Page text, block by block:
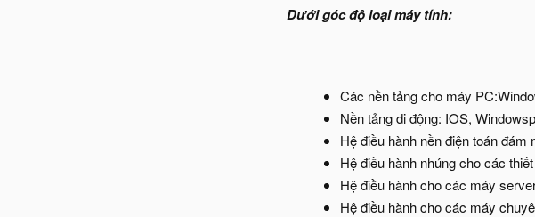
Dưới góc độ loại máy tính:
Các nền tảng cho máy
Nền tảng di động: IOS,
Hệ điều hành nền điện toán
Hệ điều hành nhúng cho các
Hệ điều hành cho các máy
Hệ điều hành cho các máy